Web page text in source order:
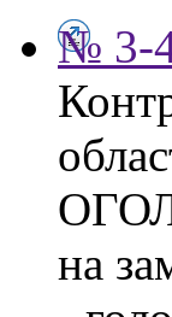
№ 3-4
на